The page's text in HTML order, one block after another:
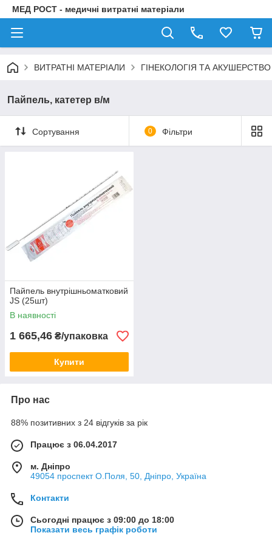
МЕД РОСТ - медичні витратні матеріали
ВИТРАТНІ МАТЕРІАЛИ ГІНЕКОЛОГІЯ ТА АКУШЕРСТВО
Пайпель, катетер в/м
Сортування 0 Фільтри
Пайпель внутрішньоматковий
JS (25шт)
В наявності
1 665,46 ₴/упаковка
Купити
Про нас
88% позитивних з 24 відгуків за рік
Працює з 06.04.2017
м. Дніпро
49054 проспект О.Поля, 50, Дніпро, Україна
Контакти
Сьогодні працює з 09:00 до 18:00
Показати весь графік роботи